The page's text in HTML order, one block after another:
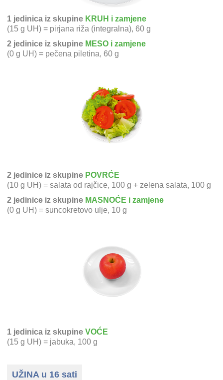
1 jedinica iz skupine KRUH i zamjene
(15 g UH) = pirjana riža (integralna), 60 g
2 jedinice iz skupine MESO i zamjene
(0 g UH) = pečena piletina, 60 g
2 jedinice iz skupine POVRĆE
(10 g UH) = salata od rajčice, 100 g + zelena salata, 100 g
2 jedinice iz skupine MASNOĆE i zamjene
(0 g UH) = suncokretovo ulje, 10 g
1 jedinica iz skupine VOĆE
(15 g UH) = jabuka, 100 g
UŽINA u 16 sati